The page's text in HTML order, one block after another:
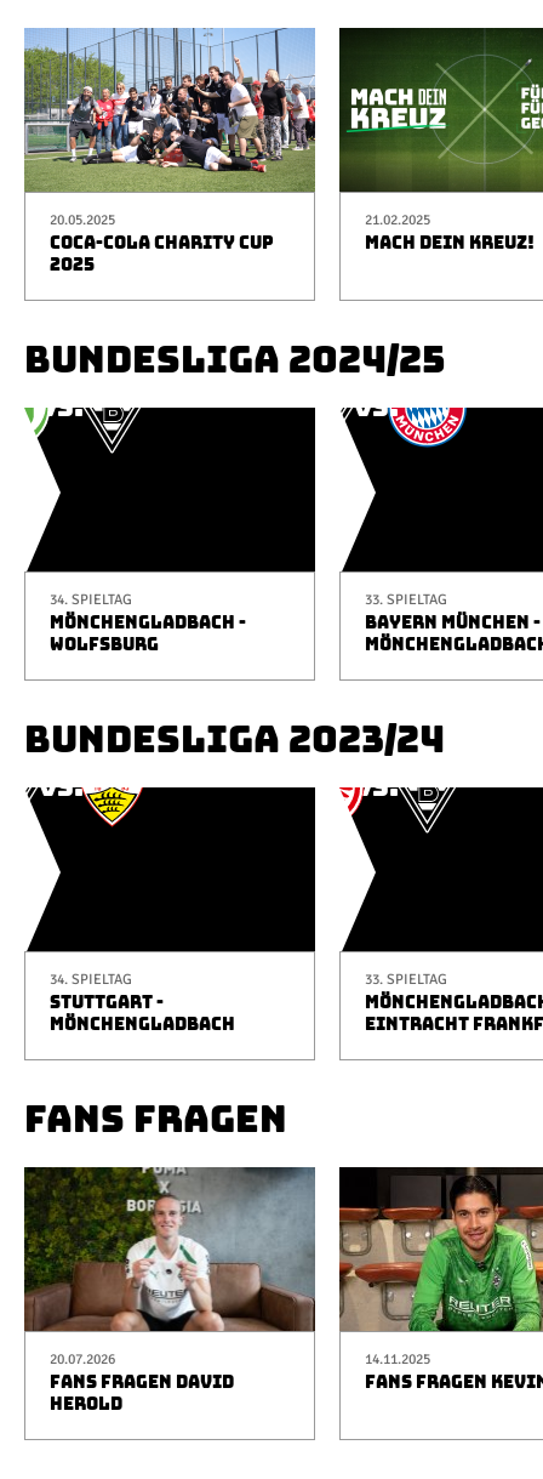
20.05.2025
COCA-COLA CHARITY CUP
2025
21.02.2025
MACH DEIN KREUZ!
BUNDESLIGA 2024/25
34. SPIELTAG
MÖNCHENGLADBACH -
WOLFSBURG
33. SPIELTAG
BAYERN MÜNCHEN -
BUNDESLIGA 2023/24
34. SPIELTAG
STUTTGART -
MÖNCHENGLADBACH
33. SPIELTAG
EINTRACHT
FANS FRAGEN
20.07.2026
FANS FRAGEN DAVID
HEROLD
14.11.2025
FANS FRAGEN